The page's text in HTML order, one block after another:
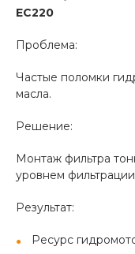
EC220
Проблема:
Частые поломки
масла.
Решение:
Монтаж фильтра
уровнем
Результат:
Ресурс